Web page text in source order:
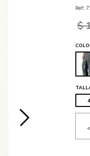
Ref:
$
4